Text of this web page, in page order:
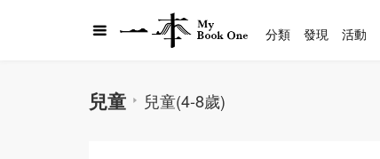
兒童 兒童(4-8歲)
分類 發現 活動